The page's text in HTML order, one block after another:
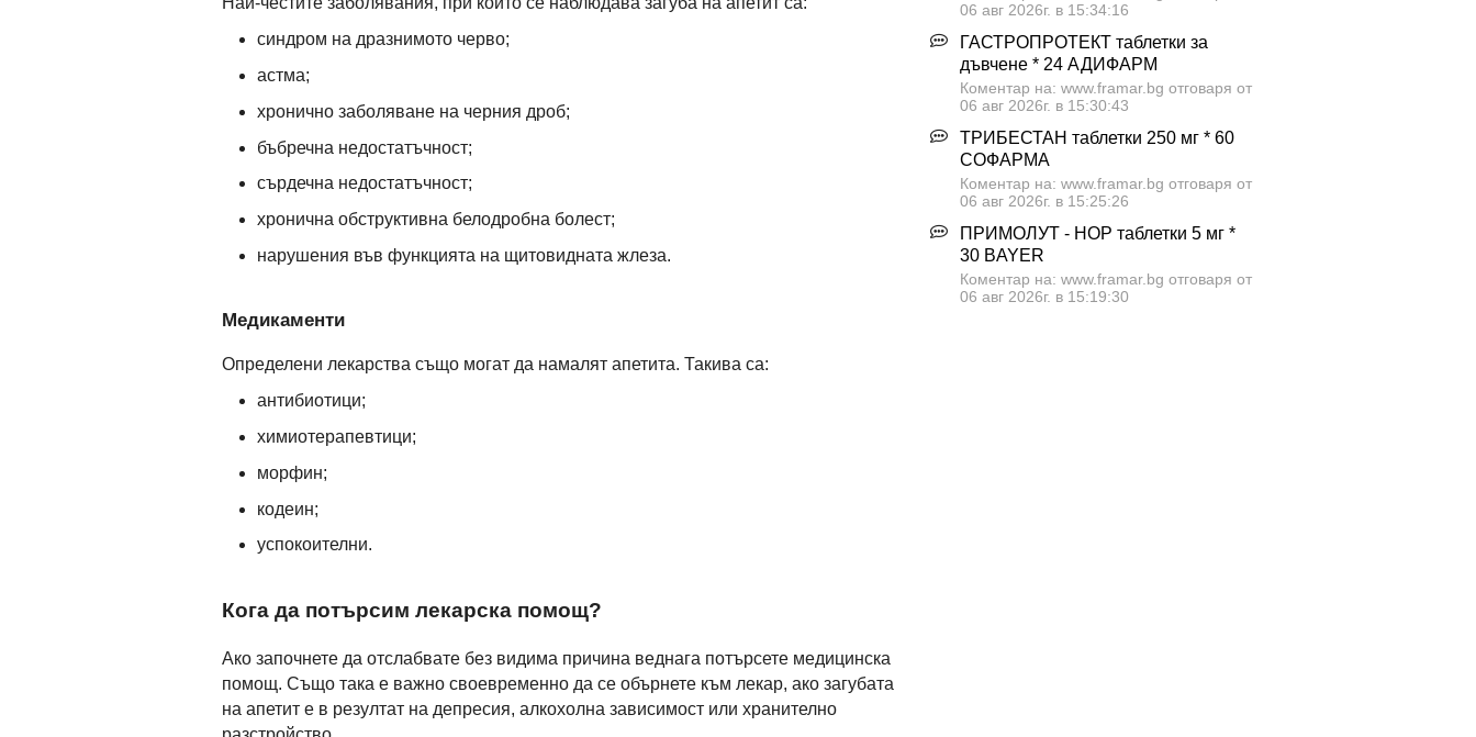
синдром на дразнимото черво;
астма;
хронично заболяване на черния дроб;
бъбречна недостатъчност;
сърдечна недостатъчност;
хронична обструктивна белодробна болест;
нарушения във функцията на щитовидната жлеза.
Медикаменти
Определени лекарства също могат да намалят апетита. Такива са:
антибиотици;
химиотерапевтици;
морфин;
кодеин;
успокоителни.
Кога да потърсим лекарска помощ?
Ако започнете да отслабвате без видима причина веднага потърсете медицинска
помощ. Също така е важно своевременно да се обърнете към лекар, ако загубата
на апетит е в резултат на депресия, алкохолна зависимост или хранително
06 авг 2026г. в 15:34:16
ГАСТРОПРОТЕКТ таблетки за
дъвчене * 24 АДИФАРМ
Коментар на: www.framar.bg отговаря от
06 авг 2026г. в 15:30:43
ТРИБЕСТАН таблетки 250 мг * 60
СОФАРМА
Коментар на: www.framar.bg отговаря от
06 авг 2026г. в 15:25:26
ПРИМОЛУТ - НОР таблетки 5 мг *
30 BAYER
Коментар на: www.framar.bg отговаря от
06 авг 2026г. в 15:19:30